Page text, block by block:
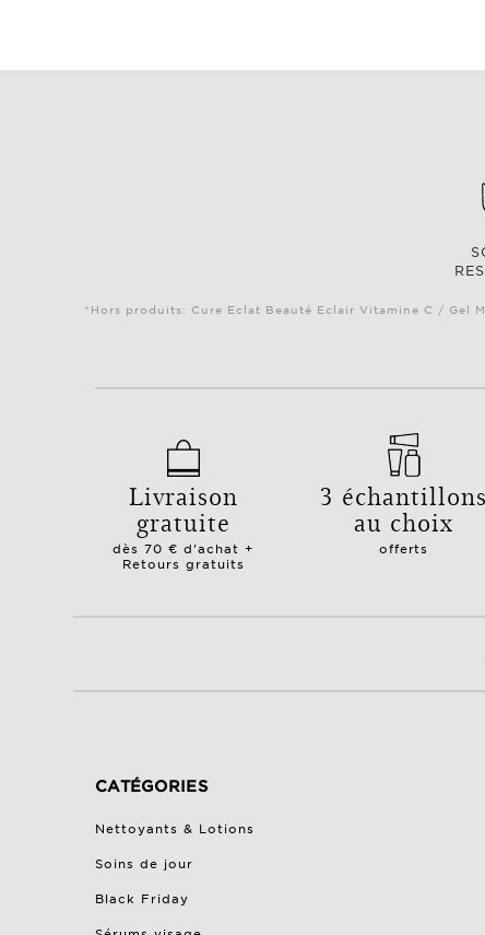
*Hors produits: Cure Eclat Beauté Eclair Vitamine C / Gel
Livraison
gratuite
dès 70 € d'achat +
Retours gratuits
3 échantillons
au choix
offerts
CATÉGORIES
Nettoyants & Lotions
Soins de jour
Black Friday